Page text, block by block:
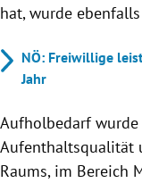
hat, wurde
NÖ: Freiwillige
Jahr
Aufholbedarf
Aufenthaltsqualität
Raums, im Bereich